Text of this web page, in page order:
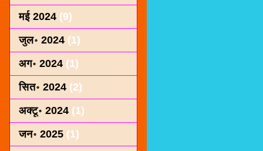
मई 2024 (9)
जुल॰ 2024 (1)
अग॰ 2024 (1)
सित॰ 2024 (2)
अक्टू॰ 2024 (1)
जन॰ 2025 (1)